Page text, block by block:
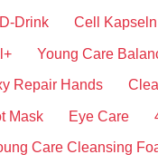
D-Drink Cell Kapseln
Young Care
Repair Hands
Mask Eye Care
Care Cleansing